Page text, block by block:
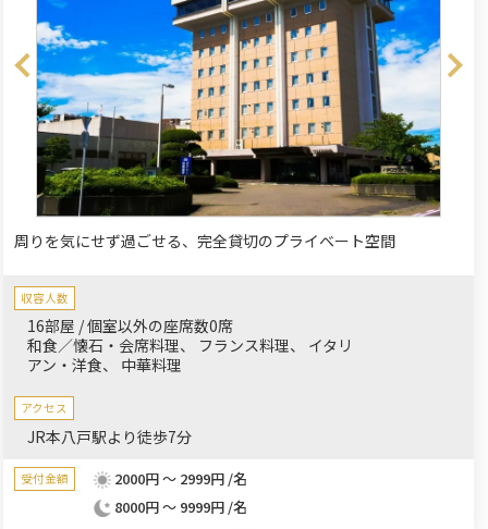
周りを気にせず過ごせる、完全貸切のプライベート空間
収容人数
16部屋 / 個室以外の座席数0席
和食／懐石・会席料理
フランス料理
イタリ
アン・洋食
中華料理
アクセス
JR本八戸駅より徒歩7分
受付金額
2000円 ～ 2999円 /名
8000円 ～ 9999円 /名